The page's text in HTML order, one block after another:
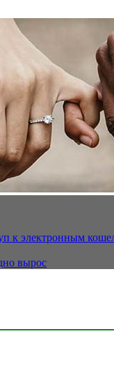
к электронным
вырос